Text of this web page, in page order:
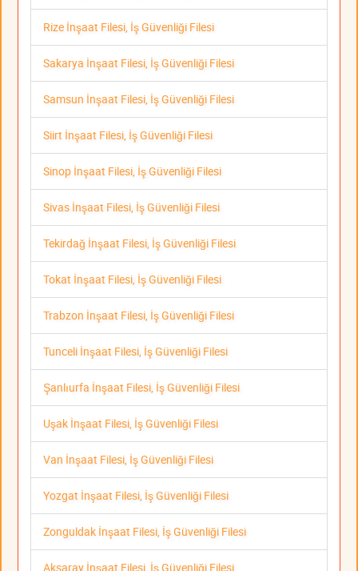
Rize İnşaat Filesi, İş Güvenliği Filesi
Sakarya İnşaat Filesi, İş Güvenliği Filesi
Samsun İnşaat Filesi, İş Güvenliği Filesi
Siirt İnşaat Filesi, İş Güvenliği Filesi
Sinop İnşaat Filesi, İş Güvenliği Filesi
Sivas İnşaat Filesi, İş Güvenliği Filesi
Tekirdağ İnşaat Filesi, İş Güvenliği Filesi
Tokat İnşaat Filesi, İş Güvenliği Filesi
Trabzon İnşaat Filesi, İş Güvenliği Filesi
Tunceli İnşaat Filesi, İş Güvenliği Filesi
Şanlıurfa İnşaat Filesi, İş Güvenliği Filesi
Uşak İnşaat Filesi, İş Güvenliği Filesi
Van İnşaat Filesi, İş Güvenliği Filesi
Yozgat İnşaat Filesi, İş Güvenliği Filesi
Zonguldak İnşaat Filesi, İş Güvenliği Filesi
Aksaray İnşaat Filesi, İş Güvenliği Filesi